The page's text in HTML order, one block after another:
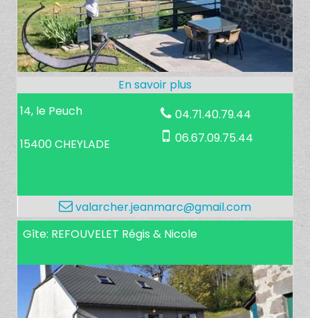
14, le Peuch
15400 CHEYLADE
04.71.40.79.44
06.67.09.75.44
valarcher.jeanmarc@gmail.com
Gîte: REFOUVELET Régis & Nicole